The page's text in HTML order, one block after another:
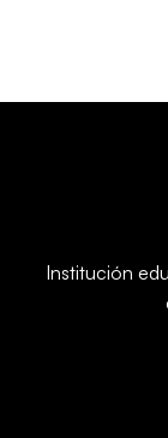
Institución